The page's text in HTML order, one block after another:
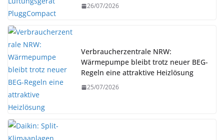
26/07/2026
Verbraucherzentrale NRW:
Wärmepumpe bleibt trotz neuer BEG-
Regeln eine attraktive Heizlösung
25/07/2026